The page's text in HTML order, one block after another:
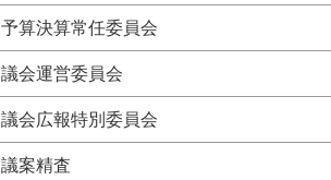
予算決算常任委員会
議会運営委員会
議会広報特別委員会
議案精査